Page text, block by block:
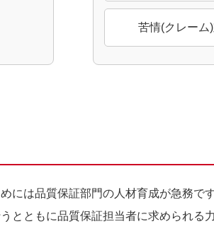
苦情(クレーム
には品質保証部門の人材育成が急務で
とともに品質保証担当者に求められる